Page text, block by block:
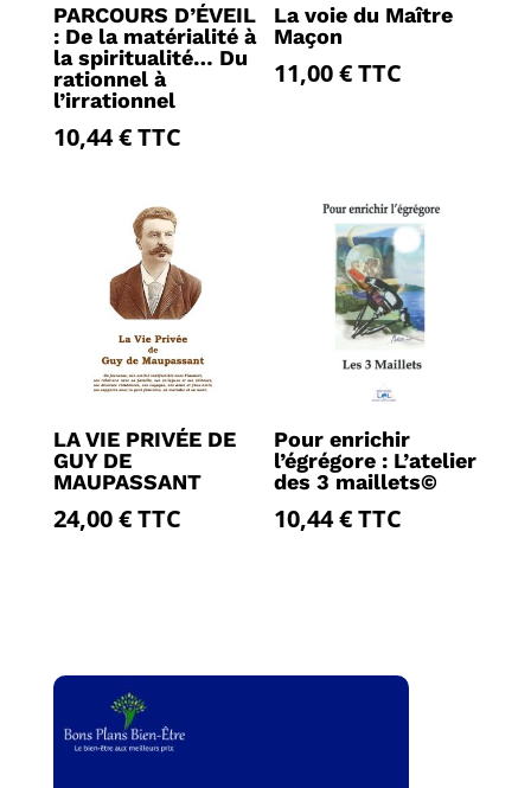
PARCOURS D’ÉVEIL
: De la matérialité à
la spiritualité… Du
rationnel à
l’irrationnel
10,44€TTC
La voie du Maître
Maçon
11,00€TTC
LA VIE PRIVÉE DE
GUY DE
MAUPASSANT
24,00€TTC
Pour enrichir
l’égrégore : L’atelier
des 3 maillets©
10,44€TTC